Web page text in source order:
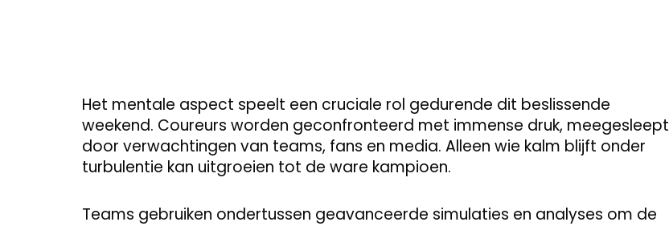
Het mentale aspect speelt een cruciale rol gedurende dit beslissende
weekend. Coureurs worden geconfronteerd met immense druk, meegesleept
door verwachtingen van teams, fans en media. Alleen wie kalm blijft onder
turbulentie kan uitgroeien tot de ware kampioen.
Teams gebruiken ondertussen geavanceerde simulaties en analyses om de